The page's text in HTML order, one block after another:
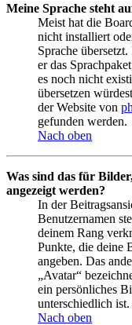
Meine Sprache steht
Meist hat die
nicht installiert
Sprache
er das
es noch nicht
übersetzen
der Website von
gefunden werden.
Nach oben
Was sind das für
angezeigt werden?
In der
Benutzernamen
deinem Rang
Punkte, die deine
angeben. Das
„Avatar“
ein persönliches
unterschiedlich ist.
Nach oben